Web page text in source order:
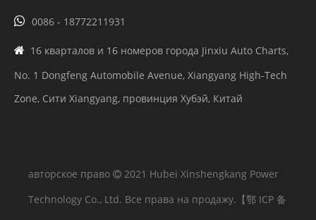
 0086 - 18772211931
 16 кварталов и 16 номеров города Jinxiu Auto Charts,
No. 1 Dongfeng Automobile Avenue, Xiangyang High-Tech
Zone, Сити Xiangyang, провинция Хубэй, Китай
авторское право  2021 Hubei Xinshengkang Power
Technology Co., Ltd. Все права на продажу. 【鄂 ICP 备